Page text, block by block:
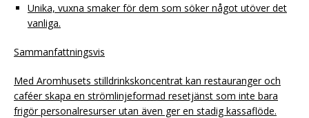
Unika, vuxna smaker för dem som söker något utöver det
vanliga.
Sammanfattningsvis
Med Aromhusets stilldrinkskoncentrat kan restauranger och
caféer skapa en strömlinjeformad resetjänst som inte bara
frigör personalresurser utan även ger en stadig kassaflöde.